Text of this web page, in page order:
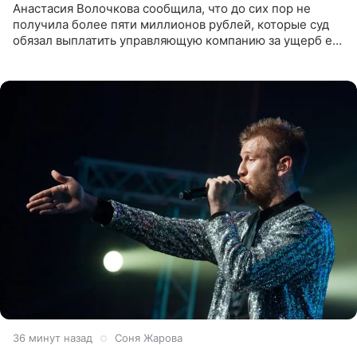
Анастасия Волочкова сообщила, что до сих пор не
получила более пяти миллионов рублей, которые суд
обязал выплатить управляющую компанию за ущерб ее
36 минут назад Соня Жарова